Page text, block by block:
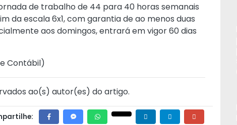
de trabalho de 44 para 40 horas semanais
da escala 6x1, com garantia de ao menos duas
aos domingos, entrará em vigor 60 dias
Contábil)
ao(s) autor(es) do artigo.